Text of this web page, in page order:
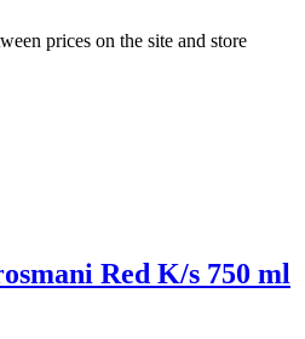
prices on the site and store
Red K/s 750 ml